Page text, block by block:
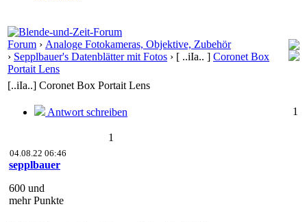
Forum › Analoge Fotokameras, Objektive, Zubehör
› Sepplbauer's Datenblätter mit Fotos › [ ..iIa.. ] Coronet Box
Portait Lens
[..iIa..] Coronet Box Portait Lens
Antwort schreiben 1
1
04.08.22 06:46
sepplbauer
600 und
mehr Punkte